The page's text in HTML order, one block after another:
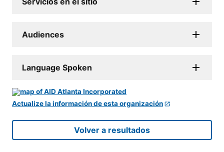
Audiences
Language Spoken
Actualize la información de esta organización
Volver a resultados